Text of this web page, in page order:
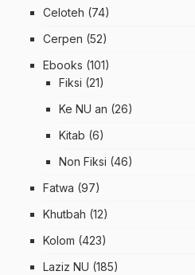
Celoteh (74)
Cerpen (52)
Ebooks (101)
Fiksi (21)
Ke NU an (26)
Kitab (6)
Non Fiksi (46)
Fatwa (97)
Khutbah (12)
Kolom (423)
Laziz NU (185)